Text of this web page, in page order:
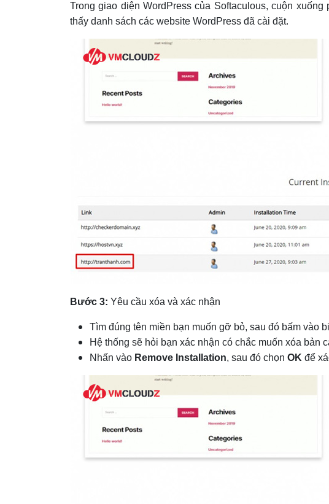
Trong giao diện WordPress của Softaculous, cuộn xuống
thấy danh sách các website WordPress đã cài đặt.
Bước 3: Yêu cầu xóa và xác nhận
Tìm đúng tên miền bạn muốn gỡ bỏ, sau đó bấm vào
Hệ thống sẽ hỏi bạn xác nhận có chắc muốn xóa bản
Nhấn vào Remove Installation, sau đó chọn OK để